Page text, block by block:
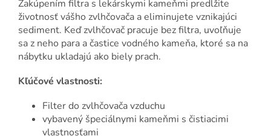
Zakúpením filtra s lekárskymi kameňmi predĺžite
životnosť vášho zvlhčovača a eliminujete vznikajúci
sediment. Keď zvlhčovač pracuje bez filtra, uvoľňuje
sa z neho para a častice vodného kameňa, ktoré sa na
nábytku ukladajú ako biely prach.
Kľúčové vlastnosti:
Filter do zvlhčovača vzduchu
vybavený špeciálnymi kameňmi s čistiacimi
vlastnosťami